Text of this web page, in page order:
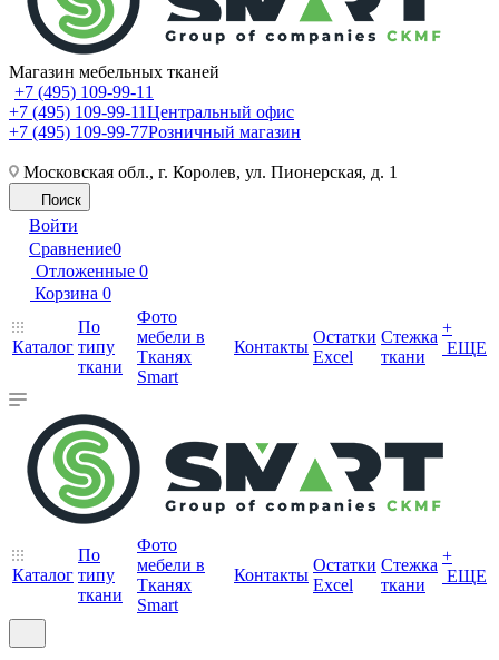
Магазин мебельных тканей
+7 (495) 109-99-11
+7 (495) 109-99-11Центральный офис
+7 (495) 109-99-77Розничный магазин
Московская обл., г. Королев, ул. Пионерская, д. 1
Поиск
Войти
Сравнение0
Отложенные 0
Корзина 0
Каталог
По
типу
ткани
Фото
мебели в
Тканях
Smart
Контакты
Остатки
Excel
Стежка
ткани
+
ЕЩЕ
Каталог
По
типу
ткани
Фото
мебели в
Тканях
Smart
Контакты
Остатки
Excel
Стежка
ткани
+
ЕЩЕ